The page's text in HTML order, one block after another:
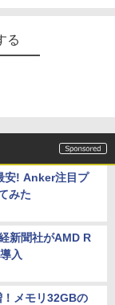
る
安! Anker注目プ
みた
新聞社がAMD R
入
メモリ32GBの